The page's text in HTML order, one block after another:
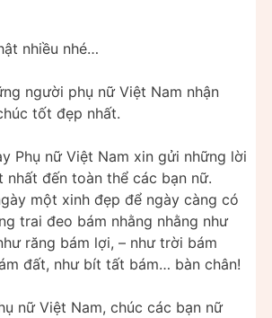
nhiều nhé…
người phụ nữ Việt Nam nhận
tốt đẹp nhất.
Phụ nữ Việt Nam xin gửi những lời
nhất đến toàn thể các bạn nữ.
một xinh đẹp để ngày càng có
trai đeo bám nhằng nhằng như
răng bám lợi, – như trời bám
đất, như bít tất bám… bàn chân!
nữ Việt Nam, chúc các bạn nữ